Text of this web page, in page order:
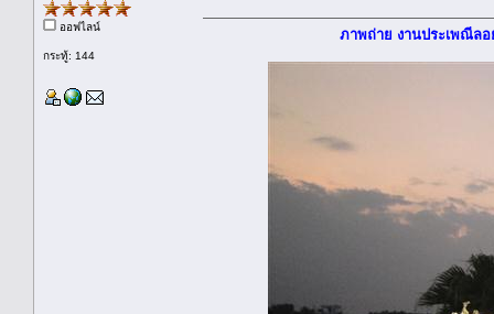
ออฟไลน์
กระทู้: 144
ภาพถ่าย งานประเพณีล